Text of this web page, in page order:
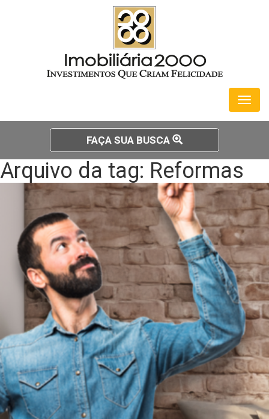
Toggle
FAÇA SUA BUSCA
Arquivo da tag: Reformas